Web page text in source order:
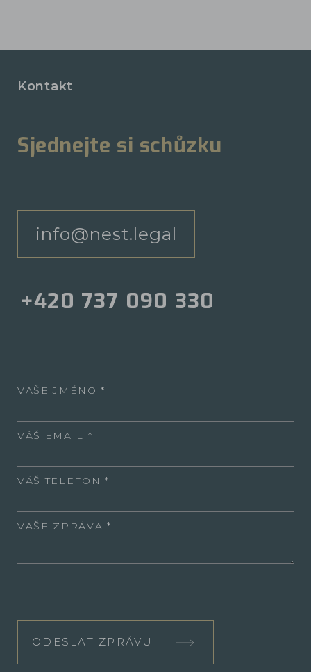
Kontakt
Sjednejte si schůzku
info@nest.legal
+420 737 090 330
VAŠE JMÉNO
VÁŠ EMAIL
VÁŠ TELEFON
VAŠE ZPRÁVA
ODESLAT ZPRÁVU